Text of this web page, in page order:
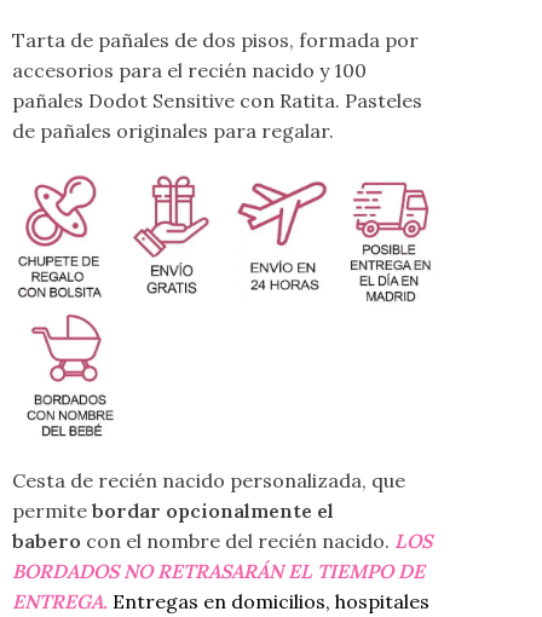
Tarta de pañales de dos pisos, formada por
accesorios para el recién nacido y 100
pañales Dodot Sensitive con Ratita. Pasteles
de pañales originales para regalar.
Cesta de recién nacido personalizada, que
permite bordar opcionalmente el
babero con el nombre del recién nacido. LOS
BORDADOS NO RETRASARÁN EL TIEMPO DE
ENTREGA. Entregas en domicilios, hospitales